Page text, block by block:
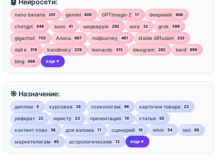
nano banana 201 gemini 809 GPTImage-2 17 deepseek 606
chatgpt 848 suno 41 шедеврум 292 sora 32 grok 589
gigachat 703 Алиса 667 midjourney 461 stable diffusion 333
dall e 319 kandinsky 229 leonardo 315 ideogram 282 bard 699
bing 698 еще ▼
🎯 Назначение:
диплом 5 курсовая 28 психологам 98 карточки товара 23
реферат 22 юристу 23 презентация 19 статьи 50
контент план 36 для взлома 11 сценарий 16 smm 54 seo 88
маркетологам 85 астрологические 12 еще ▼